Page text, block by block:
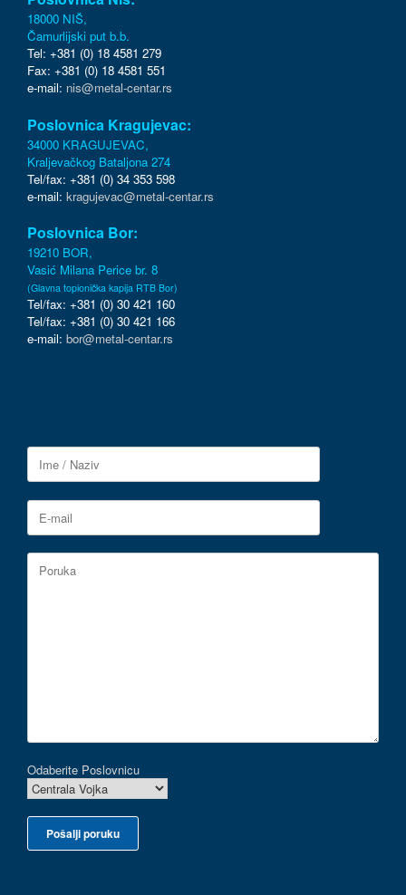
18000 NIŠ,
Čamurlijski put b.b.
Tel: +381 (0) 18 4581 279
Fax: +381 (0) 18 4581 551
e-mail: nis@metal-centar.rs
Poslovnica Kragujevac:
34000 KRAGUJEVAC,
Kraljevačkog Bataljona 274
Tel/fax: +381 (0) 34 353 598
e-mail: kragujevac@metal-centar.rs
Poslovnica Bor:
19210 BOR,
Vasić Milana Perice br. 8
(Glavna topionička kapija RTB Bor)
Tel/fax: +381 (0) 30 421 160
Tel/fax: +381 (0) 30 421 166
e-mail: bor@metal-centar.rs
Odaberite Poslovnicu